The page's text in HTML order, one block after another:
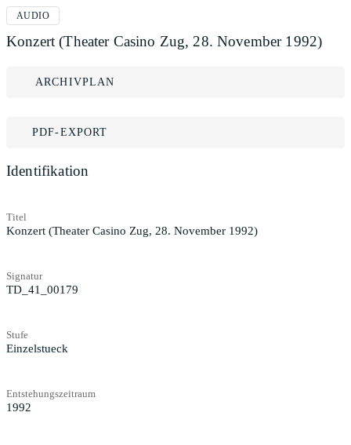
AUDIO
Konzert (Theater Casino Zug, 28. November 1992)
ARCHIVPLAN
PDF-EXPORT
Identifikation
Titel
Konzert (Theater Casino Zug, 28. November 1992)
Signatur
TD_41_00179
Stufe
Einzelstueck
Entstehungszeitraum
1992